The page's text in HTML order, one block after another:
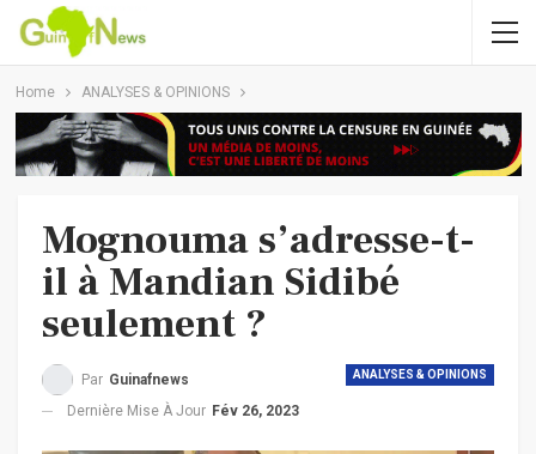
Home ANALYSES & OPINIONS
Mognouma s’adresse-t-
il à Mandian Sidibé
seulement ?
ANALYSES & OPINIONS
Par Guinafnews
Dernière Mise À Jour Fév 26, 2023